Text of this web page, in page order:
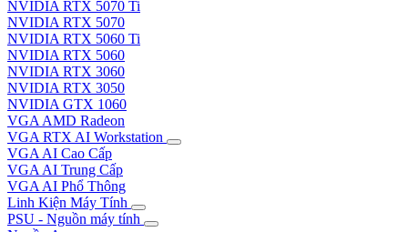
NVIDIA RTX 5070 Ti
NVIDIA RTX 5070
NVIDIA RTX 5060 Ti
NVIDIA RTX 5060
NVIDIA RTX 3060
NVIDIA RTX 3050
NVIDIA GTX 1060
VGA AMD Radeon
VGA RTX AI Workstation
VGA AI Cao Cấp
VGA AI Trung Cấp
VGA AI Phổ Thông
Linh Kiện Máy Tính
PSU - Nguồn máy tính